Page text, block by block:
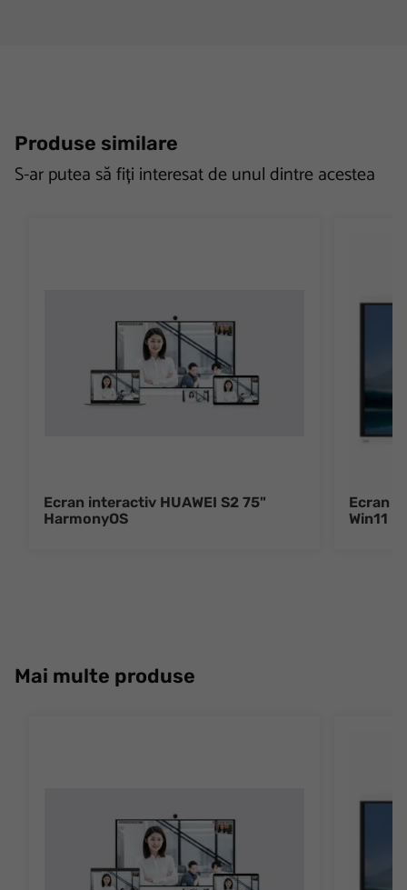
Produse similare
S-ar putea să fiți interesat de unul dintre acestea
Ecran interactiv HUAWEI S2 75"
HarmonyOS
Ecran
Win11
Mai multe produse